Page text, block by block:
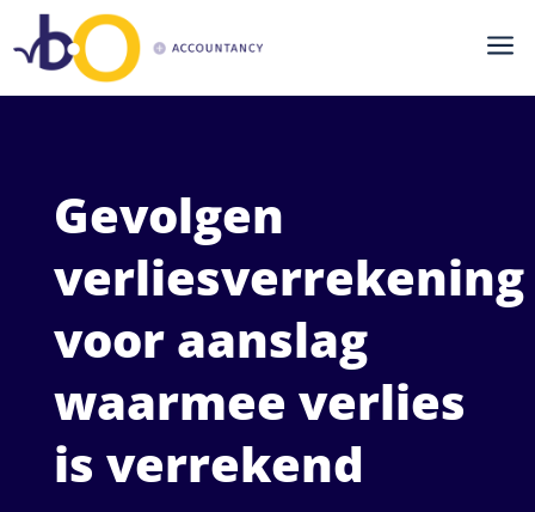
a
Gevolgen
verliesverrekening
voor aanslag
waarmee verlies
is verrekend